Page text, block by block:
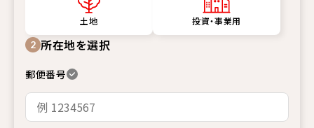
土地
投資・事業用
2 所在地を選択
郵便番号